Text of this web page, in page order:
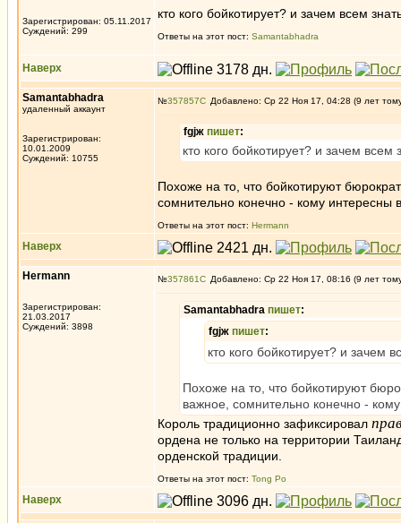
Зарегистрирован: 05.11.2017
Суждений: 299
кто кого бойкотирует? и зачем всем
Ответы на этот пост: Samantabhadra
Наверх
Samantabhadra
удаленный аккаунт
Зарегистрирован:
10.01.2009
Суждений: 10755
№357857 Добавлено: Ср 22 Ноя 17, 04:28 (9 лет
fgjж пишет:
кто кого бойкотирует? и зачем всем
Похоже на то, что бойкотируют
сомнительно конечно - кому интересны
Ответы на этот пост: Hermann
Наверх
Hermann
Зарегистрирован:
21.03.2017
Суждений: 3898
№357861 Добавлено: Ср 22 Ноя 17, 08:16 (9 лет
Samantabhadra пишет:
fgjж пишет:
кто кого бойкотирует? и зачем
Похоже на то, что бойкотируют
важное, сомнительно конечно -
Король традиционно зафиксировал
ордена не только на территории
орденской традиции.
Ответы на этот пост: Tong Po
Наверх